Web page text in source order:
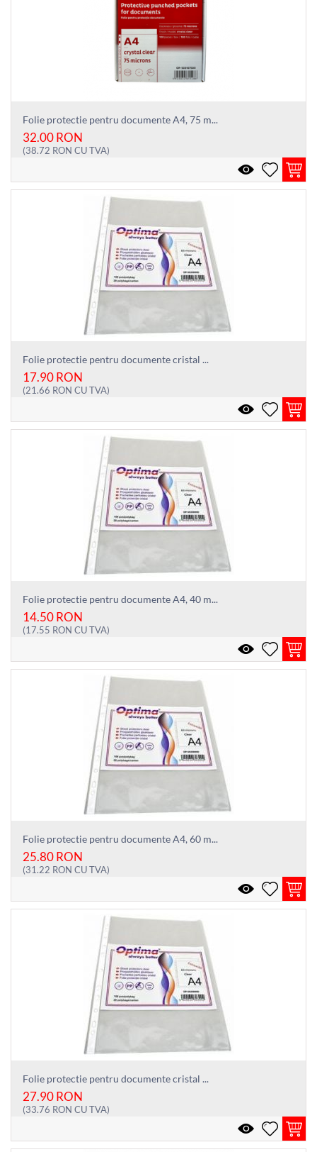
Folie protectie pentru documente A4, 75 m...
32.00RON
(38.72 RON CU TVA)
Folie protectie pentru documente cristal ...
17.90RON
(21.66 RON CU TVA)
Folie protectie pentru documente A4, 40 m...
14.50RON
(17.55 RON CU TVA)
Folie protectie pentru documente A4, 60 m...
25.80RON
(31.22 RON CU TVA)
Folie protectie pentru documente cristal ...
27.90RON
(33.76 RON CU TVA)